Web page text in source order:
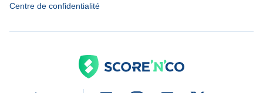
Centre de confidentialité